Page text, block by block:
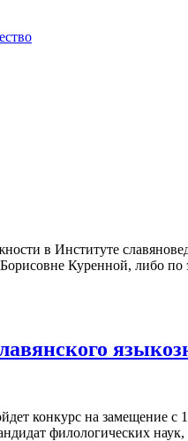
в Институте
Куренной, либо по
конкурс на замещение с
филологических